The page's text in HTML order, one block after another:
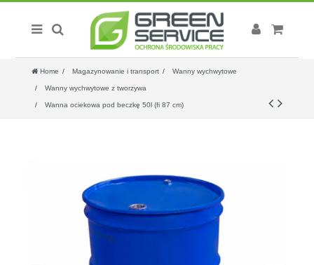
Home Magazynowanie i transport Wanny wychwytowe
Wanny wychwytowe z tworzywa
Wanna ociekowa pod beczkę 50l (fi 87 cm)